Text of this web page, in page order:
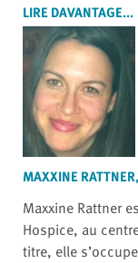
LIRE DAVANTAGE...
MAXXINE
Maxxine Rattner
Hospice, au
titre, elle